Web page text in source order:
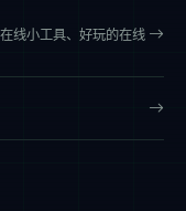
线小工具、好玩的在线